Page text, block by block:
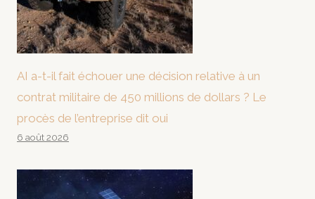
AI a-t-il fait échouer une décision relative à un
contrat militaire de 450 millions de dollars ? Le
procès de l’entreprise dit oui
6 août 2026